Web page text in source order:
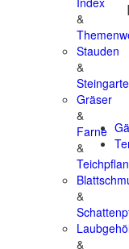
&
Stauden
&
Gräser
&
Farne
&
&
&